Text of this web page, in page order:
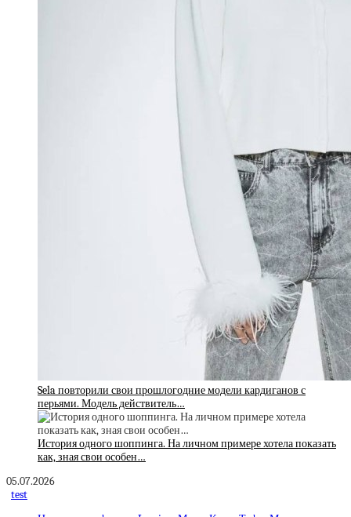
Sela повторили свои прошлогодние модели кардиганов с
перьями. Модель действитель…
История одного шоппинга. На личном примере хотела показать
как, зная свои особен…
05.07.2026
test